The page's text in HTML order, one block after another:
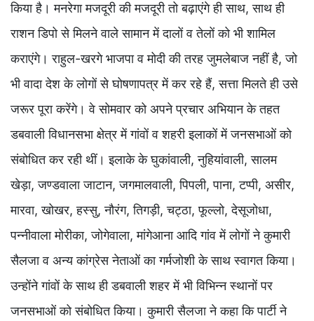
किया है। मनरेगा मजदूरी की मजदूरी तो बढ़ाएंगे ही साथ, साथ ही
राशन डिपो से मिलने वाले सामान में दालों व तेलों को भी शामिल
कराएंगे। राहुल-खरगे भाजपा व मोदी की तरह जुमलेबाज नहीं है, जो
भी वादा देश के लोगों से घोषणापत्र में कर रहे हैं, सत्ता मिलते ही उसे
जरूर पूरा करेंगे। वे सोमवार को अपने प्रचार अभियान के तहत
डबवाली विधानसभा क्षेत्र में गांवों व शहरी इलाकों में जनसभाओं को
संबोधित कर रही थीं। इलाके के घुकांवाली, नुहियांवाली, सालम
खेड़ा, जण्डवाला जाटान, जगमालवाली, पिपली, पाना, टप्पी, असीर,
मारवा, खोखर, हस्सु, नौरंग, तिगड़ी, चट्ठा, फूल्लो, देसूजोधा,
पन्नीवाला मोरीका, जोगेवाला, मांगेआना आदि गांव में लोगों ने कुमारी
सैलजा व अन्य कांग्रेस नेताओं का गर्मजोशी के साथ स्वागत किया।
उन्होंने गांवों के साथ ही डबवाली शहर में भी विभिन्न स्थानों पर
जनसभाओं को संबोधित किया। कुमारी सैलजा ने कहा कि पार्टी ने